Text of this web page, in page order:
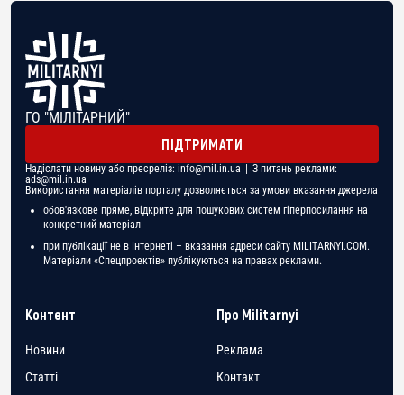
ГО "МІЛІТАРНИЙ"
ПІДТРИМАТИ
Надіслати новину або пресреліз: info@mil.in.ua | З питань реклами:
ads@mil.in.ua
Використання матеріалів порталу дозволяється за умови вказання джерела
обов'язкове пряме, відкрите для пошукових систем гіперпосилання на
конкретний матеріал
при публікації не в Інтернеті – вказання адреси сайту MILITARNYI.COM.
Матеріали «Спецпроектів» публікуються на правах реклами.
Контент
Новини
Статті
Про Militarnyi
Реклама
Контакт